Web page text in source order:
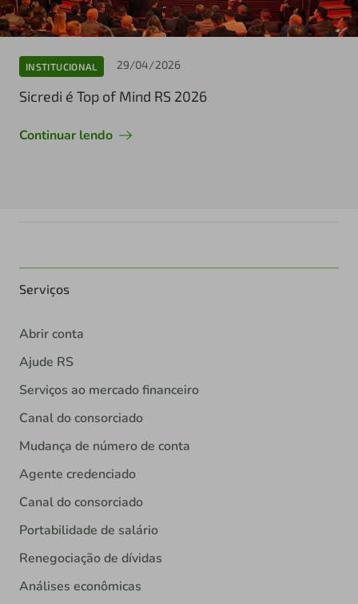
INSTITUCIONAL 29/04/2026
Sicredi é Top of Mind RS 2026
Continuar lendo
Serviços
Abrir conta
Ajude RS
Serviços ao mercado financeiro
Canal do consorciado
Mudança de número de conta
Agente credenciado
Canal do consorciado
Portabilidade de salário
Renegociação de dívidas
Análises econômicas